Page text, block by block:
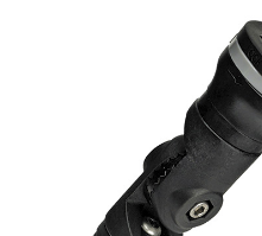
Klantenservice